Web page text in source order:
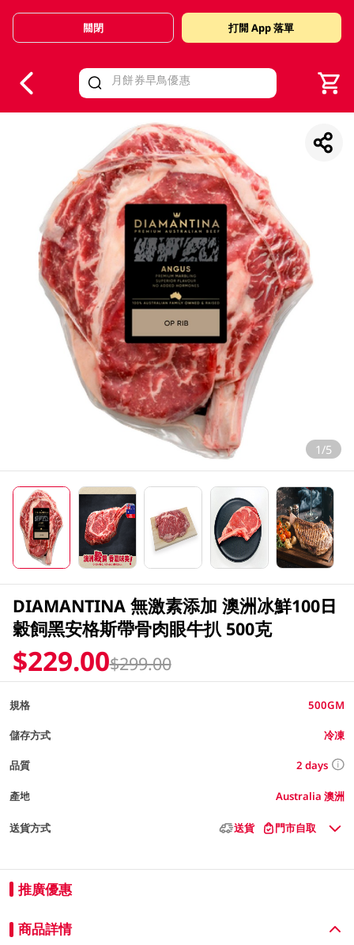
Valid Until 30 June 2026
關閉 打開 App 落單
1/5
DIAMANTINA 無激素添加 澳洲冰鮮100日
穀飼黑安格斯帶骨肉眼牛扒 500克
$229.00$299.00
規格 500GM
儲存方式 冷凍
品質 2 days
產地 Australia 澳洲
送貨方式 送貨 門市自取
推廣優惠
商品詳情